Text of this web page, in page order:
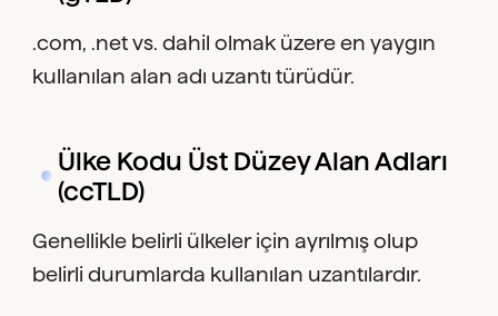
.com, .net vs. dahil olmak üzere en yaygın
kullanılan alan adı uzantı türüdür.
Ülke Kodu Üst Düzey Alan Adları
(ccTLD)
Genellikle belirli ülkeler için ayrılmış olup
belirli durumlarda kullanılan uzantılardır.